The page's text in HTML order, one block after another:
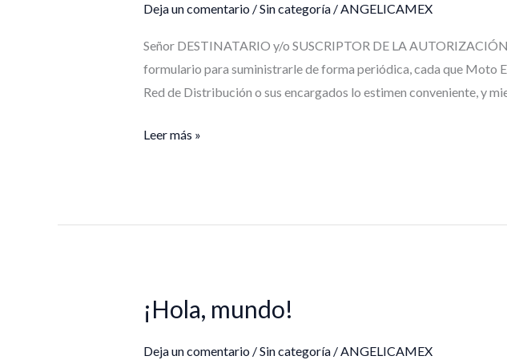
Deja un comentario /Sin categoría/ANGELICAMEX
Señor DESTINATARIO y/o SUSCRIPTOR DE LA
formulario para suministrarle de forma periódica, cada que Moto
Red de Distribución o sus encargados lo estimen conveniente, y
Leer más »
¡Hola, mundo!
Deja un comentario /Sin categoría/ANGELICAMEX
¡Hola,